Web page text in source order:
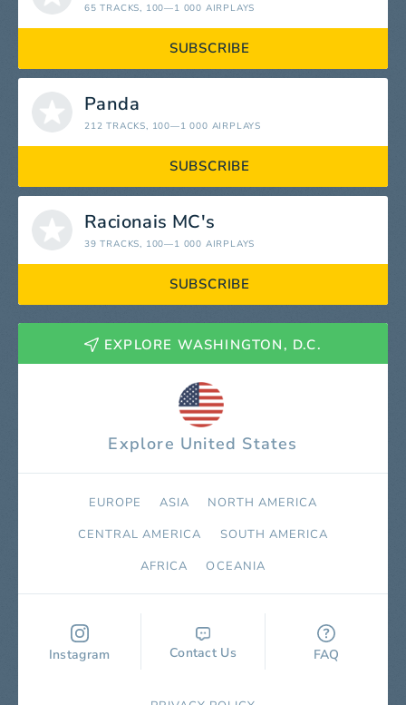
65 TRACKS, 100—1 000 AIRPLAYS
SUBSCRIBE
Panda
212 TRACKS, 100—1 000 AIRPLAYS
SUBSCRIBE
Racionais MC's
39 TRACKS, 100—1 000 AIRPLAYS
SUBSCRIBE
EXPLORE WASHINGTON, D.C.
Explore United States
EUROPE ASIA
NORTH AMERICA
СENTRAL AMERICA
SOUTH AMERICA
AFRICA
OCEANIA
Instagram Contact Us FAQ